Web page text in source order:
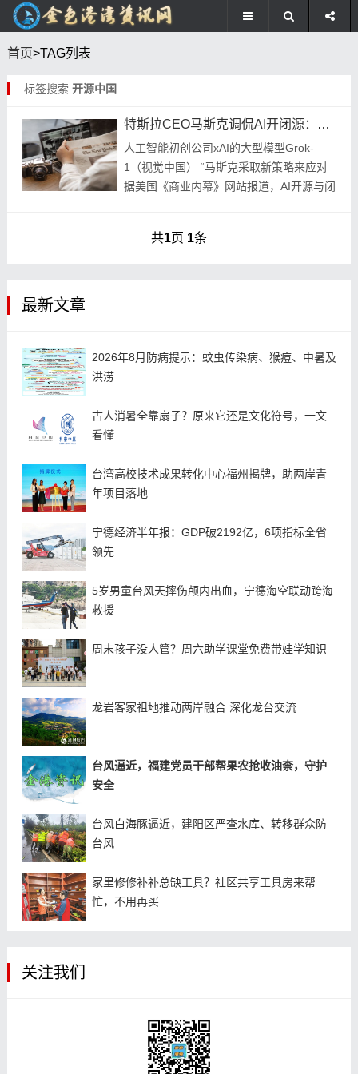
首页>TAG列表
标签搜索 开源中国
特斯拉CEO马斯克调侃AI开闭源：开源和闭源间寻求平衡
人工智能初创公司xAI的大型模型Grok-
1（视觉中国） “马斯克采取新策略来应对
据美国《商业内幕》网站报道，AI开源与闭
共1页 1条
最新文章
2026年8月防病提示：蚊虫传染病、猴痘、中暑及
洪涝
古人消暑全靠扇子？原来它还是文化符号，一文
看懂
台湾高校技术成果转化中心福州揭牌，助两岸青
年项目落地
宁德经济半年报：GDP破2192亿，6项指标全省
领先
5岁男童台风天摔伤颅内出血，宁德海空联动跨海
救援
周末孩子没人管？周六助学课堂免费带娃学知识
龙岩客家祖地推动两岸融合 深化龙台交流
台风逼近，福建党员干部帮果农抢收油柰，守护
安全
台风白海豚逼近，建阳区严查水库、转移群众防
台风
家里修修补补总缺工具？社区共享工具房来帮
忙，不用再买
关注我们